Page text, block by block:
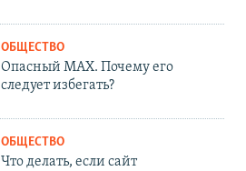
ОБЩЕСТВО
Опасный MAX. Почему его
следует избегать?
ОБЩЕСТВО
Что делать, если сайт